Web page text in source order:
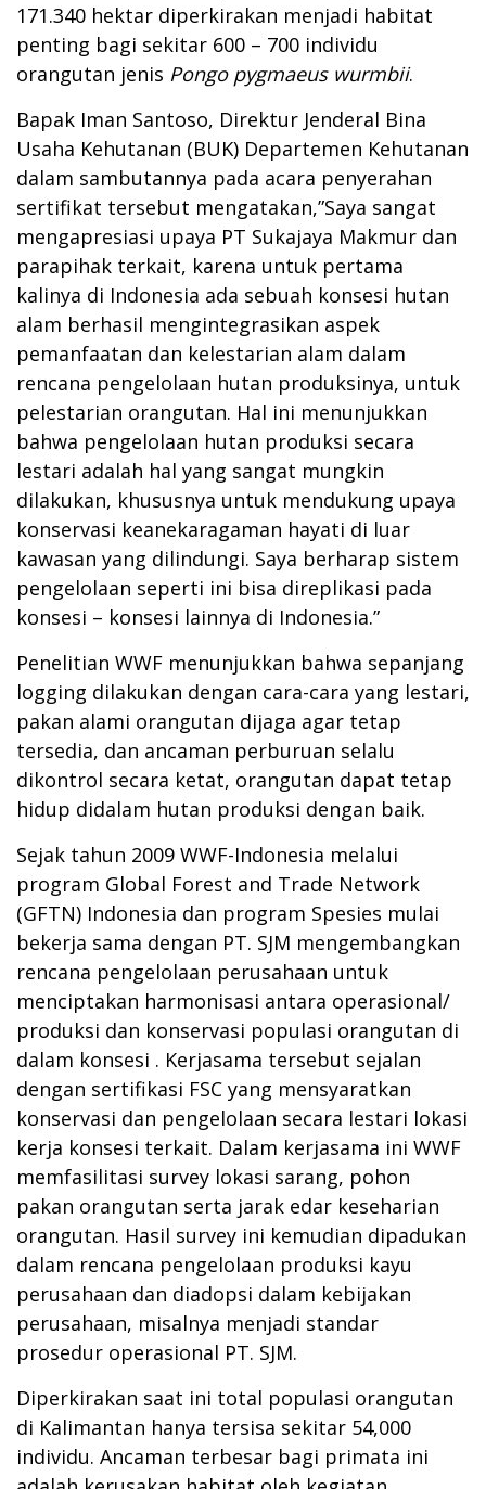
171.340 hektar diperkirakan menjadi habitat
penting bagi sekitar 600 – 700 individu
orangutan jenis Pongo pygmaeus wurmbii.
Bapak Iman Santoso, Direktur Jenderal Bina
Usaha Kehutanan (BUK) Departemen Kehutanan
dalam sambutannya pada acara penyerahan
sertifikat tersebut mengatakan,”Saya sangat
mengapresiasi upaya PT Sukajaya Makmur dan
parapihak terkait, karena untuk pertama
kalinya di Indonesia ada sebuah konsesi hutan
alam berhasil mengintegrasikan aspek
pemanfaatan dan kelestarian alam dalam
rencana pengelolaan hutan produksinya, untuk
pelestarian orangutan. Hal ini menunjukkan
bahwa pengelolaan hutan produksi secara
lestari adalah hal yang sangat mungkin
dilakukan, khususnya untuk mendukung upaya
konservasi keanekaragaman hayati di luar
kawasan yang dilindungi. Saya berharap sistem
pengelolaan seperti ini bisa direplikasi pada
konsesi – konsesi lainnya di Indonesia.”
Penelitian WWF menunjukkan bahwa sepanjang
logging dilakukan dengan cara-cara yang lestari,
pakan alami orangutan dijaga agar tetap
tersedia, dan ancaman perburuan selalu
dikontrol secara ketat, orangutan dapat tetap
hidup didalam hutan produksi dengan baik.
Sejak tahun 2009 WWF-Indonesia melalui
program Global Forest and Trade Network
(GFTN) Indonesia dan program Spesies mulai
bekerja sama dengan PT. SJM mengembangkan
rencana pengelolaan perusahaan untuk
menciptakan harmonisasi antara operasional/
produksi dan konservasi populasi orangutan di
dalam konsesi . Kerjasama tersebut sejalan
dengan sertifikasi FSC yang mensyaratkan
konservasi dan pengelolaan secara lestari lokasi
kerja konsesi terkait. Dalam kerjasama ini WWF
memfasilitasi survey lokasi sarang, pohon
pakan orangutan serta jarak edar keseharian
orangutan. Hasil survey ini kemudian dipadukan
dalam rencana pengelolaan produksi kayu
perusahaan dan diadopsi dalam kebijakan
perusahaan, misalnya menjadi standar
prosedur operasional PT. SJM.
Diperkirakan saat ini total populasi orangutan
di Kalimantan hanya tersisa sekitar 54,000
individu. Ancaman terbesar bagi primata ini